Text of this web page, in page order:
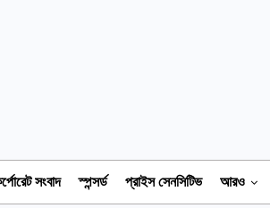
সংবাদ স্পন্সর্ড প্রাইস সেনসিটিভ আরও